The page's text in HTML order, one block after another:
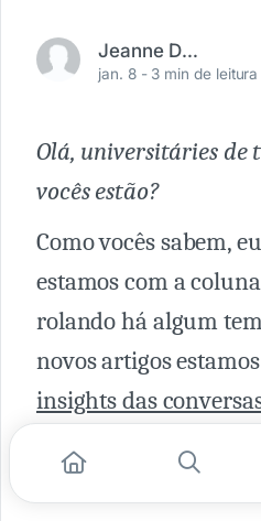
Jeanne Delava
jan. 8 - 3 min de leitura
Olá, universitáries de
vocês estão?
Como vocês sabem,
estamos com a coluna
rolando há algum
novos artigos
insights das